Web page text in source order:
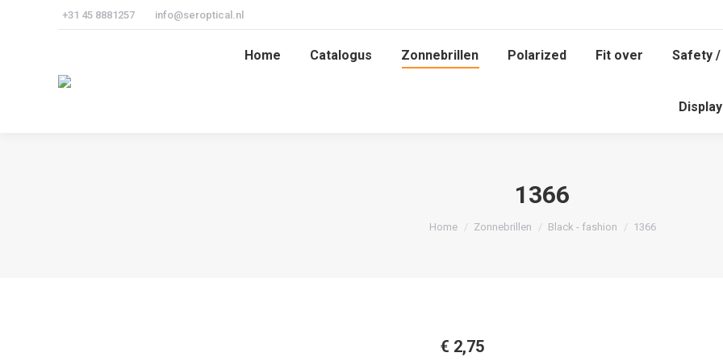
+31 45 8881257 info@seroptical.nl
Home Catalogus Zonnebrillen Polarized Fit over Safety
1366
Je bent hier:
Home Zonnebrillen Black - fashion 1366
€ 2,75
Home Catalogus Zonnebrillen Polarized Fit over Safety